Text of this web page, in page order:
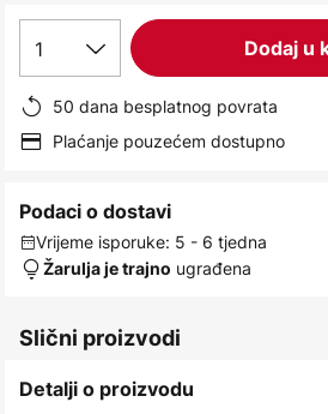
1 Dodaj u
50 dana besplatnog povrata
Plaćanje pouzećem dostupno
Podaci o dostavi
Vrijeme isporuke: 5 - 6 tjedna
Žarulja je trajno ugrađena
Slični proizvodi
Detalji o proizvodu